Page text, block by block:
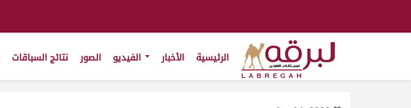
الرئيسية الأخبار الصور نتائج السباقات